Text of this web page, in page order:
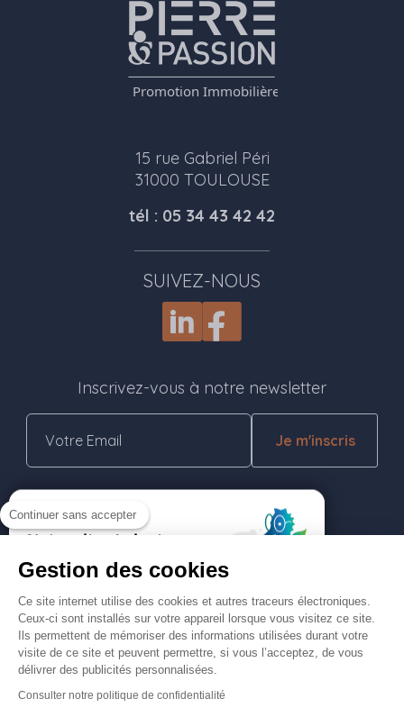
15 rue Gabriel Péri
31000 TOULOUSE
tél : 05 34 43 42 42
SUIVEZ-NOUS
Inscrivez-vous à notre newsletter
Je m'inscris
Nos réalisations
Rejoignez-nous
Contactez-nous
Menu Pied de page
Continuer sans accepter
Gestion des cookies
Ce site internet utilise des cookies et autres traceurs électroniques.
Ceux-ci sont installés sur votre appareil lorsque vous visitez ce site.
Ils permettent de mémoriser des informations utilisées durant votre
visite de ce site et peuvent permettre, si vous l’acceptez, de vous
délivrer des publicités personnalisées.
Consulter notre politique de confidentialité